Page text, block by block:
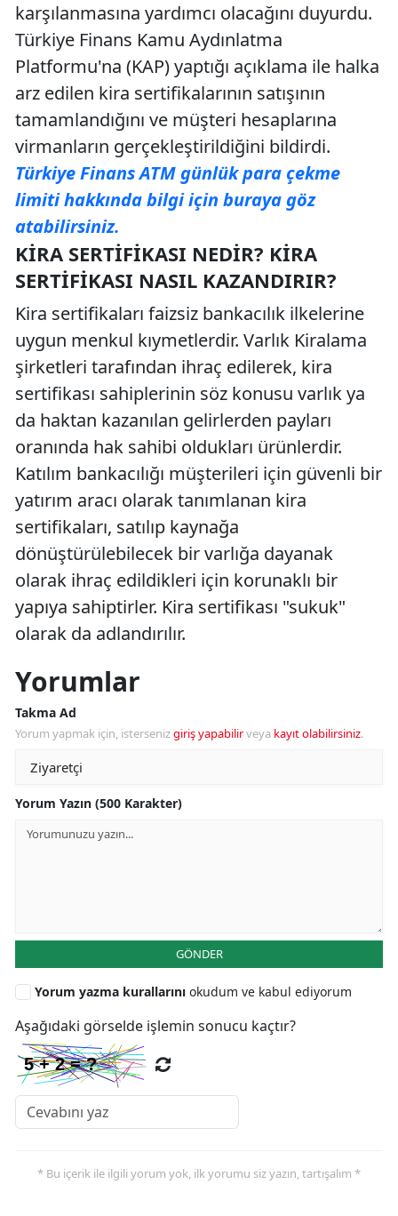
karşılanmasına yardımcı olacağını duyurdu.
Türkiye Finans Kamu Aydınlatma
Platformu'na (KAP) yaptığı açıklama ile halka
arz edilen kira sertifikalarının satışının
tamamlandığını ve müşteri hesaplarına
virmanların gerçekleştirildiğini bildirdi.
Türkiye Finans ATM günlük para çekme
limiti hakkında bilgi için buraya göz
atabilirsiniz.
KIRA SERTIFIKASI NEDIR? KIRA
SERTIFIKASI NASIL KAZANDIRIR?
Kira sertifikaları faizsiz bankacılık ilkelerine
uygun menkul kıymetlerdir. Varlık Kiralama
şirketleri tarafından ihraç edilerek, kira
sertifikası sahiplerinin söz konusu varlık ya
da haktan kazanılan gelirlerden payları
oranında hak sahibi oldukları ürünlerdir.
Katılım bankacılığı müşterileri için güvenli bir
yatırım aracı olarak tanımlanan kira
sertifikaları, satılıp kaynağa
dönüştürülebilecek bir varlığa dayanak
olarak ihraç edildikleri için korunaklı bir
yapıya sahiptirler. Kira sertifikası "sukuk"
olarak da adlandırılır.
Yorumlar
Takma Ad
Yorum yapmak için, istersenizgiriş yapabilirveya kayıt olabilirsiniz.
Yorum Yazın (500 Karakter)
GÖNDER
Yorum yazma kurallarını okudum ve kabul ediyorum
Aşağıdaki görselde işlemin sonucu kaçtır?
* Bu içerik ile ilgili yorum yok, ilk yorumu siz yazın, tartışalım *